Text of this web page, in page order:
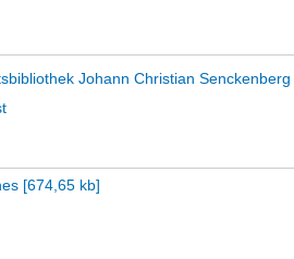
Johann Christian
[674,65 kb]